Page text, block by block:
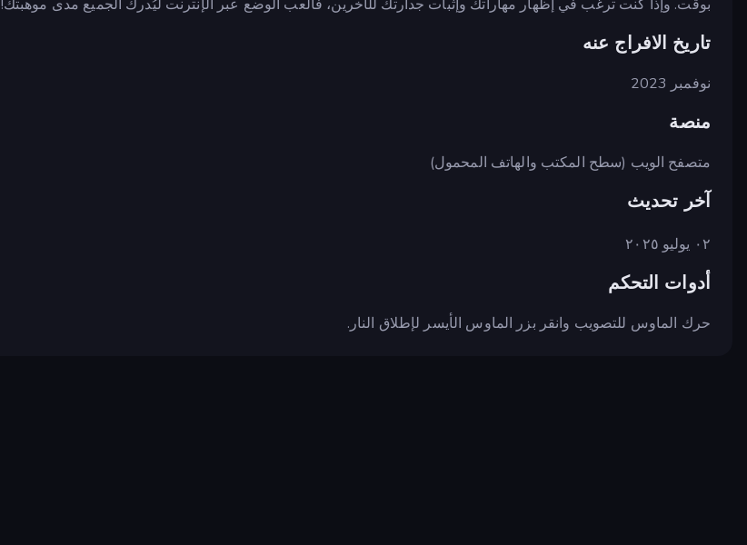
بوقت. وإذا كنت ترغب في إظهار مهاراتك وإثبات جدارتك للآخرين، فالعب الوضع عبر الإنترنت ليُدرك الجميع مدى موهبتك!
تاريخ الافراج عنه
نوفمبر 2023
منصة
متصفح الويب (سطح المكتب والهاتف المحمول)
آخر تحديث
٠٢ يوليو ٢٠٢٥
أدوات التحكم
حرك الماوس للتصويب وانقر بزر الماوس الأيسر لإطلاق النار.